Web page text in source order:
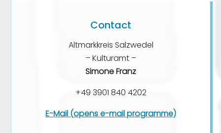
Contact
Altmarkkreis Salzwedel
– Kulturamt –
Simone Franz
+49 3901 840 4202
E-Mail (opens e-mail programme)